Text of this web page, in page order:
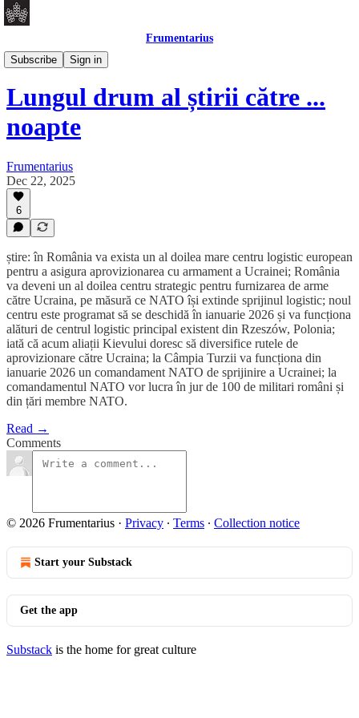
Frumentarius
Subscribe
Sign in
Daily Brief
Lungul drum al știrii către ...
noapte
Frumentarius
Dec 22, 2025
6
știre: în România va exista un al doilea mare centru logistic european
pentru a asigura aprovizionarea cu armament a Ucrainei; România
va deveni un al doilea centru strategic pentru furnizarea de arme
către Ucraina, pe măsură ce NATO își extinde sprijinul logistic; noul
centru este programat să se deschidă în ianuarie 2026 și va funcționa
alături de centrul logistic principal existent din Rzeszów, Polonia;
iată că acum aliații Kievului doresc să diversifice rutele de
aprovizionare către Ucraina; la Câmpia Turzii va funcționa din
ianuarie 2026 un comandament NATO de sprijinire a Ucrainei; la
comandamentul NATO vor lucra în jur de 100 de militari români și
din țări membre NATO.
Read →
Comments
© 2026 Frumentarius · Privacy ∙ Terms ∙ Collection notice
Start your Substack
Get the app
Substack is the home for great culture